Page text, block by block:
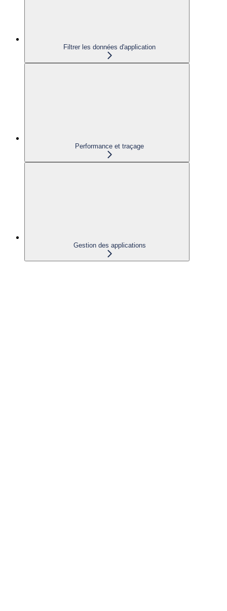
Filtrer les données d'application
Performance et traçage
Gestion des applications